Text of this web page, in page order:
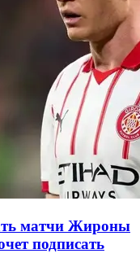
матчи Жироны
подписать